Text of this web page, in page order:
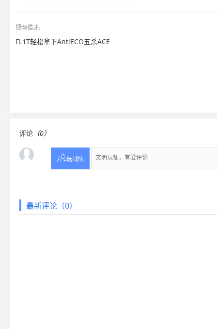
视频描述:
FL1T轻松拿下AntiECO五杀ACE
评论 （0）
选战队
最新评论（0）